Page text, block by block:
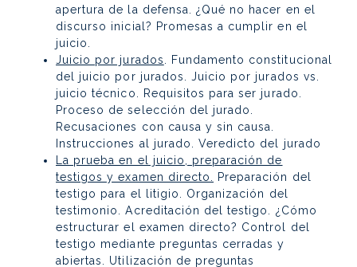
apertura de la defensa. ¿Qué no hacer en el
discurso inicial? Promesas a cumplir en el
juicio.
Juicio por jurados
. Fundamento constitucional
del juicio por jurados. Juicio por jurados vs.
juicio técnico. Requisitos para ser jurado.
Proceso de selección del jurado.
Recusaciones con causa y sin causa.
Instrucciones al jurado. Veredicto del jurado
La prueba en el juicio, preparación de
testigos y examen directo.
Preparación del
testigo para el litigio. Organización del
testimonio. Acreditación del testigo. ¿Cómo
estructurar el examen directo? Control del
testigo mediante preguntas cerradas y
abiertas. Utilización de preguntas